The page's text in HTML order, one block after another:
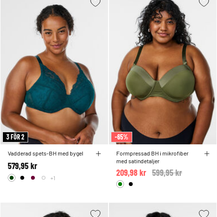
3 FÖR 2
Vadderad spets-BH med bygel
579,95 kr
+1
-65%
Formpressad BH i mikrofiber
med satindetaljer
Price reduced from
599,95 kr
209,98 kr